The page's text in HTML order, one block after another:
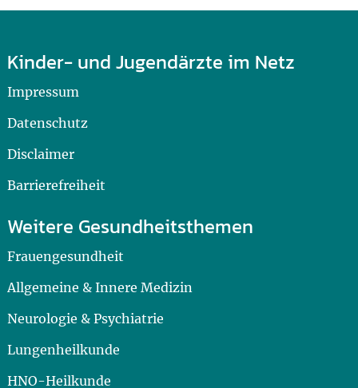
Kinder- und Jugendärzte im Netz
Impressum
Datenschutz
Disclaimer
Barrierefreiheit
Weitere Gesundheitsthemen
Frauengesundheit
Allgemeine & Innere Medizin
Neurologie & Psychiatrie
Lungenheilkunde
HNO-Heilkunde